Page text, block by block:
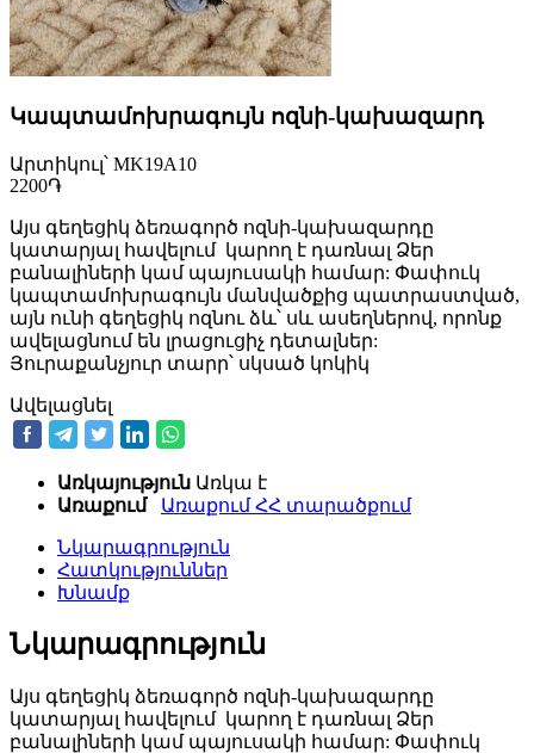
Կապտամոխրագույն ոզնի-կախազարդ
Արտիկուլ՝ MK19A10
2200֏
Այս գեղեցիկ ձեռագործ ոզնի-կախազարդը
կատարյալ հավելում կարող է դառնալ Ձեր
բանալիների կամ պայուսակի համար: Փափուկ
կապտամոխրագույն մանվածքից պատրաստված,
այն ունի գեղեցիկ ոզնու ձև՝ սև ասեղներով, որոնք
ավելացնում են լրացուցիչ դետալներ:
Յուրաքանչյուր տարր՝ սկսած կոկիկ
Ավելացնել
Առկայություն Առկա է
Առաքում
Առաքում ՀՀ տարածքում
Նկարագրություն
Հատկություններ
Խնամք
Նկարագրություն
Այս գեղեցիկ ձեռագործ ոզնի-կախազարդը
կատարյալ հավելում կարող է դառնալ Ձեր
բանալիների կամ պայուսակի համար: Փափուկ